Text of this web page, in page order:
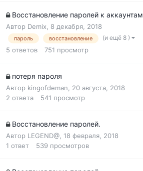
Восстановление паролей к аккаунтам
Автор Demix 8 декабря, 2018
пароль восстановление (и ещё 8 )
5 ответов 751 просмотр
потеря пароля
Автор kingofdeman
20 августа, 2018
2 ответа 541 просмотр
Восстановление паролей.
Автор LEGEND@ 18 февраля, 2018
1 ответ 539 просмотров